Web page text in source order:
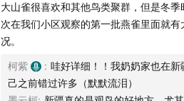
大山雀很喜欢和其他鸟类聚群，但是冬
次在我们小区观察的第一批燕雀里面就
况。
柯紫 : 哇好详细！！我奶奶家也在
己之前错过许多（默默流泪）